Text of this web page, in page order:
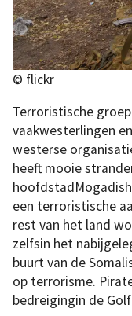
© flickr
Terroristische
vaakwesterlingen
westerse
heeft mooie
een terroristische
rest van het land
zelfsin het
buurt van de
op terrorisme.
bedreigingin de